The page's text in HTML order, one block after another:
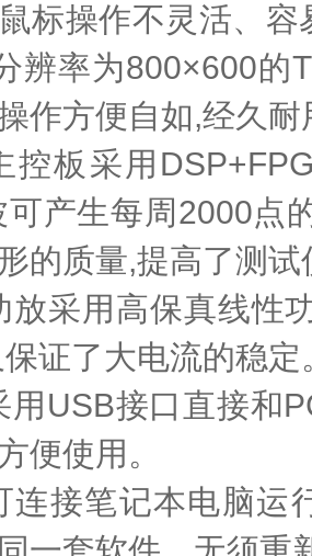
标操作不灵活、
辨率为800×600的
作方便自如,经久耐
控板采用
可产生每周2000点
的质量,提高了测试
放采用高保真线性
证了大电流的稳定
用USB接口直接和
便使用。
连接笔记本电脑运